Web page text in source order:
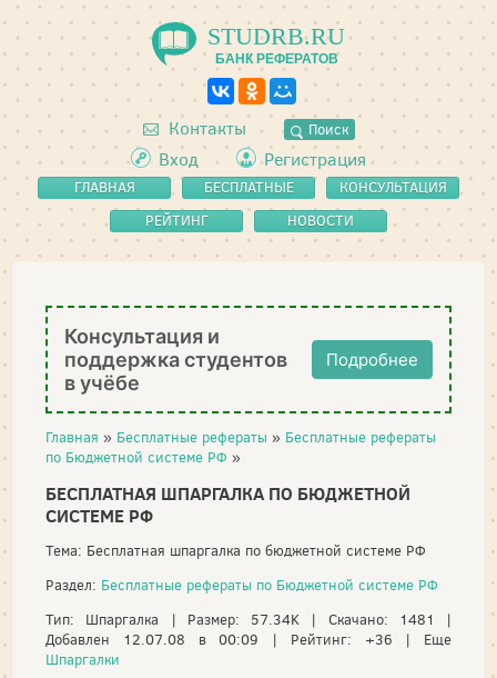
STUDRB.RU
БАНК РЕФЕРАТОВ
Контакты Поиск
Вход Регистрация
ГЛАВНАЯ
БЕСПЛАТНЫЕ
РЕФЕРАТЫ
КОНСУЛЬТАЦИЯ
РЕЙТИНГ
НОВОСТИ
Консультация и
поддержка студентов
в учёбе
Подробнее
Главная » Бесплатные рефераты » Бесплатные рефераты
по Бюджетной системе РФ »
БЕСПЛАТНАЯ ШПАРГАЛКА ПО БЮДЖЕТНОЙ
СИСТЕМЕ РФ
Тема: Бесплатная шпаргалка по бюджетной системе РФ
Раздел: Бесплатные рефераты по Бюджетной системе РФ
Тип: Шпаргалка | Размер: 57.34K | Скачано: 1481 |
Добавлен 12.07.08 в 00:09 | Рейтинг: +36 | Еще
Шпаргалки